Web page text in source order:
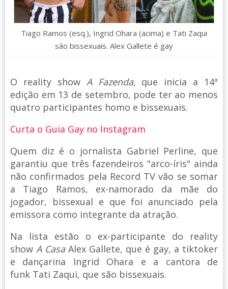
Tiago Ramos (esq.), Ingrid Ohara (acima) e Tati Zaqui
são bissexuais. Alex Gallete é gay
O reality show A Fazenda, que inicia a 14ª
edição em 13 de setembro, pode ter ao menos
quatro participantes homo e bissexuais.
Curta o Guia Gay no Instagram
Quem diz é o jornalista Gabriel Perline, que
garantiu que três fazendeiros "arco-íris" ainda
não confirmados pela Record TV vão se somar
a Tiago Ramos, ex-namorado da mãe do
jogador, bissexual e que foi anunciado pela
emissora como integrante da atração.
Na lista estão o ex-participante do reality
show A CasaAlex Gallete, que é gay, a tiktoker
e dançarina Ingrid Ohara e a cantora de
funk Tati Zaqui, que são bissexuais.